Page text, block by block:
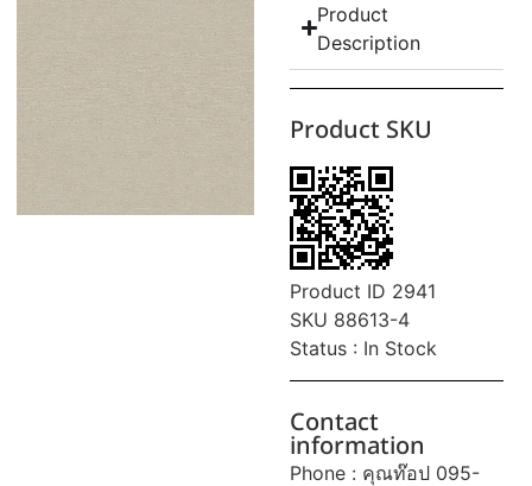
Product
Description
Product SKU
Product ID 2941
SKU 88613-4
Status : In Stock
Contact
information
Phone : คุณท๊อป 095-